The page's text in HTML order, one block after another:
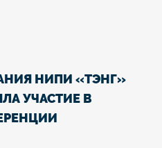
НИПИ «ТЭНГ»
УЧАСТИЕ В